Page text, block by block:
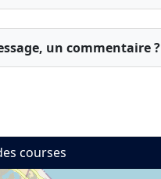
un commentaire ?
courses